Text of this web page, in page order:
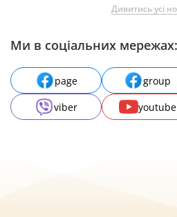
Дивитись усі
Ми в соціальних мережах:
page group
viber
youtube